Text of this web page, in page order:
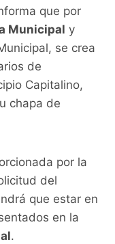
que por
Municipal y
se crea
de
Capitalino,
chapa de
por la
del
que estar en
en la
.